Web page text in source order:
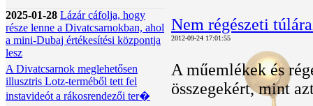
2025-01-28 Lázár cáfolja, hogy
része lenne a Divatcsarnokban, ahol
a mini-Dubaj értékesítési központja
lesz
A Divatcsarnok meglehetősen
illusztris Lotz-terméből tett fel
instavideót a rákosrendezői ter�
Nem régészeti
2012-09-24 17:01:55
A műemlékek és
összegekért, mint